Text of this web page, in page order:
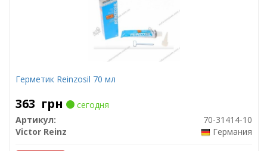
Герметик Reinzosil 70 мл
363 грн
сегодня
Артикул:
70-31414-10
Victor Reinz
Германия